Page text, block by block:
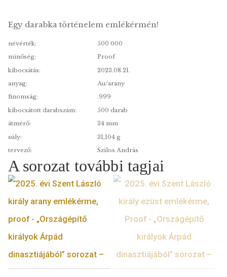
2023. évi I. András arany emlékérme,
proof – „Országépítő királyok Árpád
dinasztiájából” sorozat – 2. elem
Egy darabka történelem emlékérmén!
névérték:
500 000
minőség:
Proof
kibocsátás: 2023.08.21.
finomság:
.999
kibocsátott darabszám: 500 darab
átmérő:
34 mm
súly:
31,104 g
tervező:
Szilos András
A sorozat további tagjai